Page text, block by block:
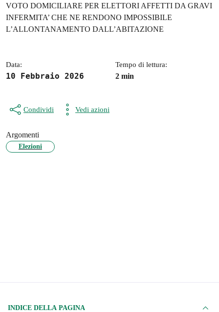
Dettagli della notizia
VOTO DOMICILIARE PER ELETTORI AFFETTI DA GRAVI
INFERMITA’ CHE NE RENDONO IMPOSSIBILE
L’ALLONTANAMENTO DALL’ABITAZIONE
Data:
10 Febbraio 2026
Tempo di lettura:
2 min
Condividi Vedi azioni
Argomenti
Elezioni
INDICE DELLA PAGINA